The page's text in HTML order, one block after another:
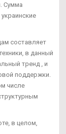
Сумма
составляет
в данный
тренд , и
поддержки.
числе
в целом,